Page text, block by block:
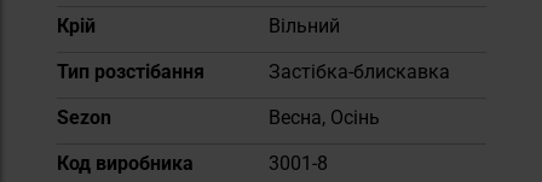
Крій
Вільний
Тип розстібання
Застібка-блискавка
Sezon
Весна, Осінь
Код виробника
3001-8